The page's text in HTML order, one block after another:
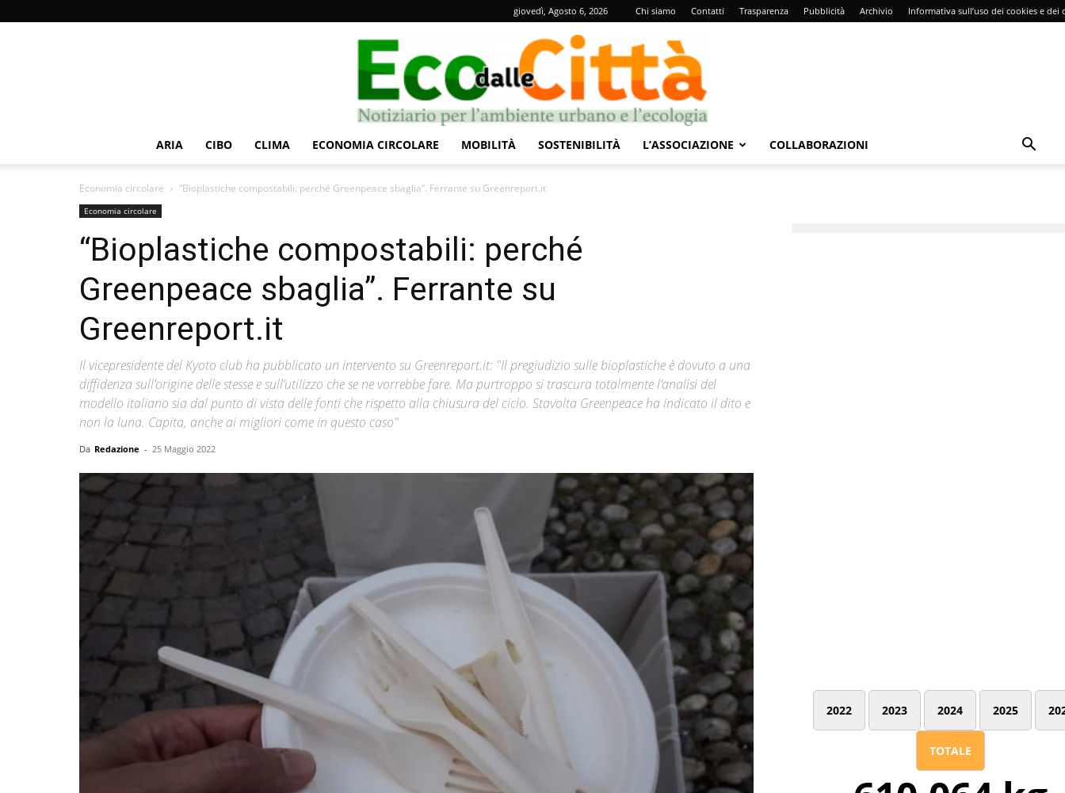
giovedì, Agosto 6, 2026 Chi siamo Contatti Trasparenza Pubblicità Archivio Informativa sull’uso dei cookies e dei
Città
ARIA CIBO CLIMA ECONOMIA CIRCOLARE MOBILITÀ SOSTENIBILITÀ L’ASSOCIAZIONE COLLABORAZIONI
Economia circolare “Bioplastiche compostabili: perché Greenpeace sbaglia”. Ferrante su Greenreport.it
Economia circolare
“Bioplastiche compostabili: perché
Greenpeace sbaglia”. Ferrante su
Greenreport.it
Il vicepresidente del Kyoto club ha pubblicato un intervento su Greenreport.it: "Il pregiudizio sulle bioplastiche è dovuto a una
diffidenza sull’origine delle stesse e sull’utilizzo che se ne vorrebbe fare. Ma purtroppo si trascura totalmente l’analisi del
modello italiano sia dal punto di vista delle fonti che rispetto alla chiusura del ciclo. Stavolta Greenpeace ha indicato il dito e
non la luna. Capita, anche ai migliori come in questo caso"
Da Redazione - 25 Maggio 2022
2022 2023 2024 2025
TOTALE